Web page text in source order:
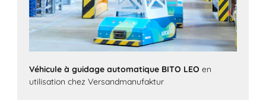
Véhicule à guidage automatique BITO LEOen
utilisation chez Versandmanufaktur